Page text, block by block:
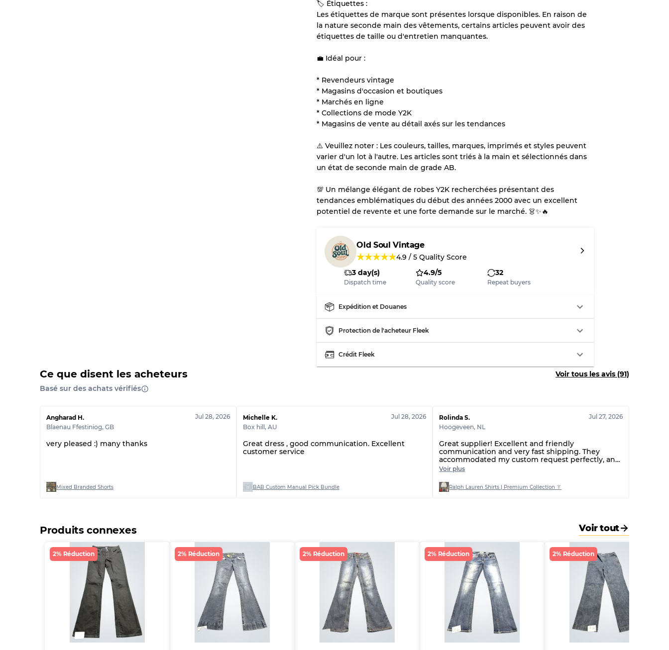
🏷 Étiquettes :
Les étiquettes de marque sont présentes lorsque disponibles. En raison de
la nature seconde main des vêtements, certains articles peuvent avoir des
étiquettes de taille ou d'entretien manquantes.
💼 Idéal pour :
* Revendeurs vintage
* Magasins d'occasion et boutiques
* Marchés en ligne
* Collections de mode Y2K
* Magasins de vente au détail axés sur les tendances
⚠️ Veuillez noter : Les couleurs, tailles, marques, imprimés et styles peuvent
varier d'un lot à l'autre. Les articles sont triés à la main et sélectionnés dans
un état de seconde main de grade AB.
💯 Un mélange élégant de robes Y2K recherchées présentant des
tendances emblématiques du début des années 2000 avec un excellent
potentiel de revente et une forte demande sur le marché. 👗✨🔥
Old Soul Vintage
★★★★★4.9 /5 Quality Score
3 day(s)
Dispatch time
4.9/5
Quality score
32
Repeat buyers
Expédition et Douanes
Protection de l'acheteur Fleek
Crédit Fleek
Ce que disent les acheteurs
Voir tous les avis (91)
Basé sur des achats vérifiés
Angharad H.
Blaenau Ffestiniog, GB
Jul 28, 2026
very pleased :) many thanks
Mixed Branded Shorts
Michelle K.
Box hill , AU
Jul 28, 2026
Great dress , good communication. Excellent
customer service
BAB Custom Manual Pick Bundle
Rolinda S.
Hoogeveen, NL
Jul 27, 2026
Great supplier! Excellent and friendly
communication and very fast shipping. They
accommodated my custom request perfectly, and
the overall quality and colors of the Ralph Lauren
shirts are amazing. Will definitely be ordering
again soon!
Voir plus
Ralph Lauren Shirts | Premium Collection 👔
Produits connexes Voir tout
2% Réduction 2% Réduction 2% Réduction 2% Réduction 2% Réduction